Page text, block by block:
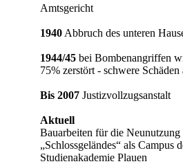
Amtsgericht
1940 Abbruch des unteren
1944/45 bei Bombenangriffen
75% zerstört - schwere Schäden
Bis 2007 Justizvollzugsanstalt
Aktuell
Bauarbeiten für die Neunutzung
„Schlossgeländes“ als Campus
Studienakademie Plauen